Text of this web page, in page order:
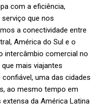
com a eficiência,
que nos
a conectividade entre
América do Sul e o
intercâmbio comercial no
mais viajantes
uma das cidades
ao mesmo tempo em
da América Latina